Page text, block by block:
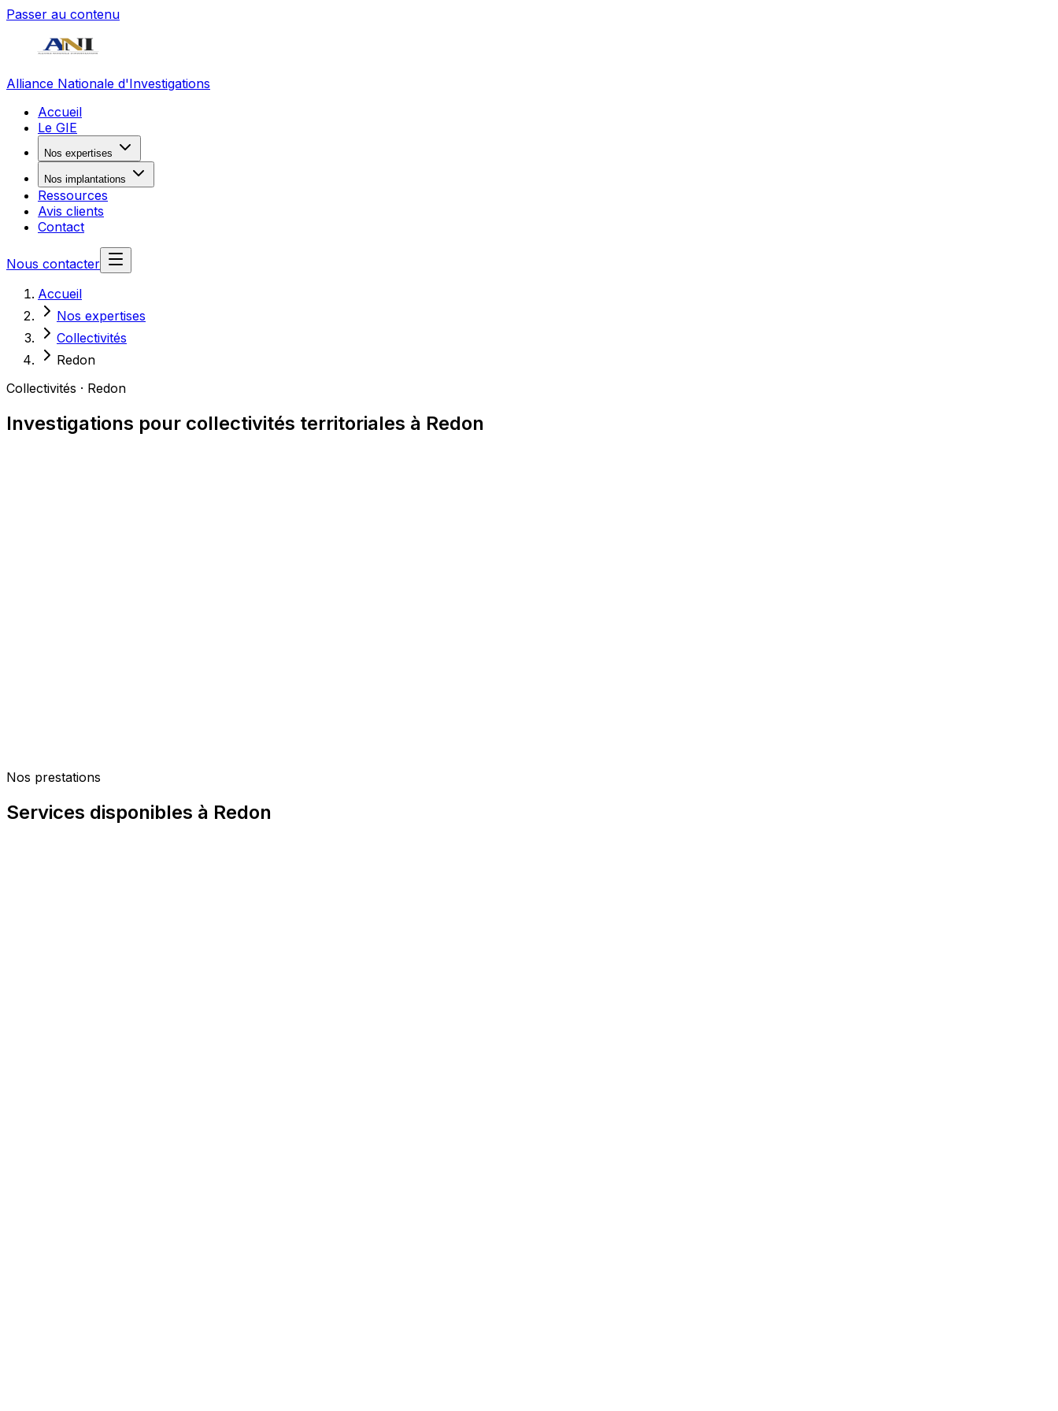
Passer au contenu
Alliance Nationale d'Investigations
Accueil
Le GIE
Nos expertises
Nos implantations
Ressources
Avis clients
Contact
Nous contacter
Accueil
Nos expertises
Collectivités
Redon
Collectivités · Redon
Investigations pour collectivités territoriales à Redon
Capacité à répondre aux marchés publics (agrément CNAPS, RC pro, attestations)
Nos prestations
Services disponibles à Redon